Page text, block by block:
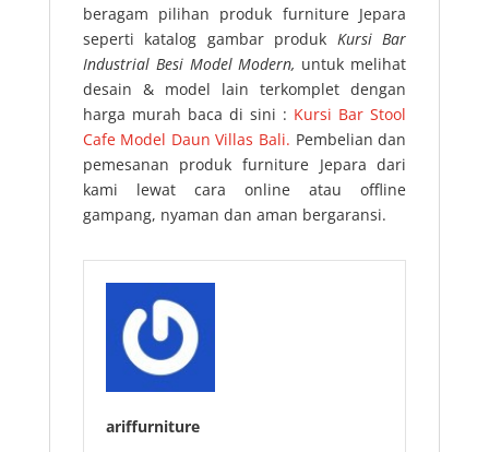
beragam pilihan produk furniture Jepara
seperti katalog gambar produk Kursi Bar
Industrial Besi Model Modern, untuk melihat
desain & model lain terkomplet dengan
harga murah baca di sini : Kursi Bar Stool
Cafe Model Daun Villas Bali. Pembelian dan
pemesanan produk furniture Jepara dari
kami lewat cara online atau offline
gampang, nyaman dan aman bergaransi.
ariffurniture